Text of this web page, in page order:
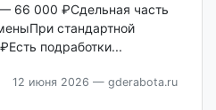
66 000 ₽Сдельная часть
стандартной
подработки...
12 июня 2026 — gderabota.ru